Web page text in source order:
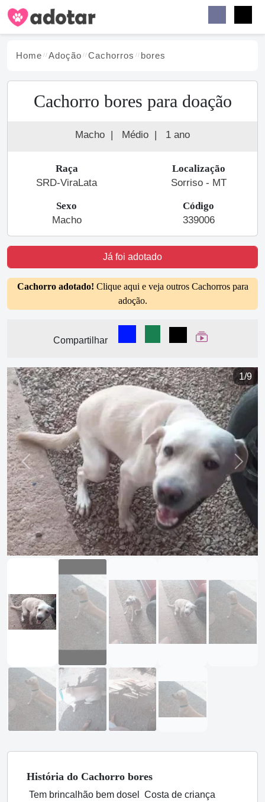
Home Adoção Cachorros bores
Cachorro bores para doação
Macho | Médio | 1 ano
Raça
SRD-ViraLata
Localização
Sorriso - MT
Sexo
Macho
Código
339006
Já foi adotado
Cachorro adotado! Clique aqui e veja outros Cachorros para
adoção.
Compartilhar
Compartilhar no Facebook
Compartilhar no
Compartilhar
Ver Web Story
1/9
Previous Next
História do Cachorro bores
Tem brincalhão bem dosel Costa de criança